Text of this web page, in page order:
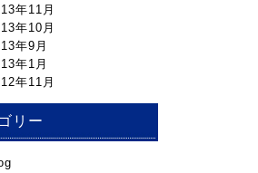
年11月
年10月
年9月
年1月
年11月
リー